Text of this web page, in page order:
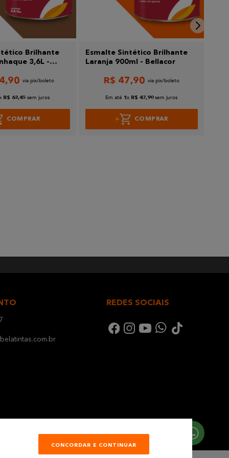
Brilhante
3,6L -
,90
R$ 62,45 sem juros
COMPRAR
Esmalte Sintético Brilhante
Laranja 900ml - Bellacor
R$ 47,90
Em até 1x R$ 47,90 sem juros
COMPRAR
REDES SOCIAIS
CONCORDAR E CONTINUAR